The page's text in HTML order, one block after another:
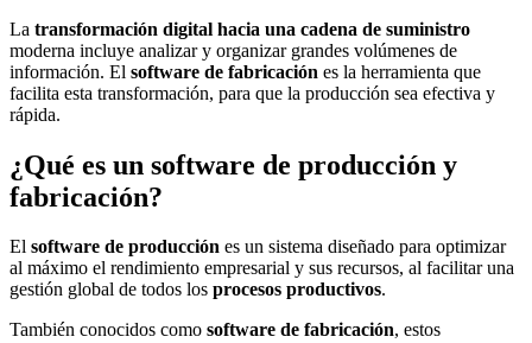
La transformación digital hacia una cadena de suministro
moderna incluye analizar y organizar grandes volúmenes de
información. El software de fabricación es la herramienta que
facilita esta transformación, para que la producción sea efectiva y
rápida.
¿Qué es un software de producción y
fabricación?
El software de producción es un sistema diseñado para optimizar
al máximo el rendimiento empresarial y sus recursos, al facilitar una
gestión global de todos los procesos productivos.
También conocidos como software de fabricación, estos